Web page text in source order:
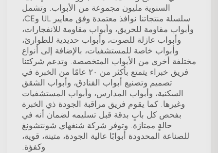
السنوية مليون مجموعة من الأبواب. وتشمل
سلسلة منتجاتنا نوافذ معتمدة وفق معايير UL وCE،
وأبواب مقاومة للحريق، وأبواب مقاومة للانفجارات،
وأبواب عازلة للصوت، وأبواب حديدية للطوارئ،
وأبواب خاصة للمستشفيات، بالإضافة إلى أنواع
مختلفة أخرى من الأبواب المتخصصة. وتدعم شركتنا
فريق خبراء يتمتع بأكثر من ٢٠ عامًا من الخبرة في
تصميم وتصنيع أبواب الفنادق، وأبواب الشقق
السكنية، وأبواب المدارس، وأبواب المستشفيات
وغيرها. كما يقوم فريق مراقبة الجودة ذي الخبرة
بفحص كل بابٍ بدقة قبل تسليمه لضمان أنه في
حالةٍ ممتازة. وتوفر شركة شنغهاي شونتشونغ
للصناعة المحدودة أبوابًا عالية الجودة، متينة، قوية،
وكفؤة.